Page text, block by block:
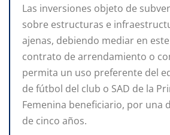
Las inversiones objeto de
sobre estructuras e
ajenas, debiendo mediar en
contrato de arrendamiento o
permita un uso preferente del
de fútbol del club o SAD de la
Femenina beneficiario, por una
de cinco años.